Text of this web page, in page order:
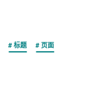
标题 页面